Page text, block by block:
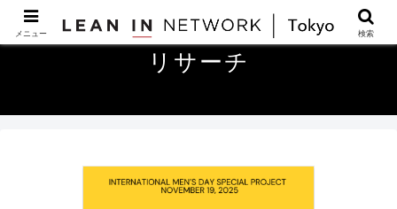
リサーチ
メニュー 検索